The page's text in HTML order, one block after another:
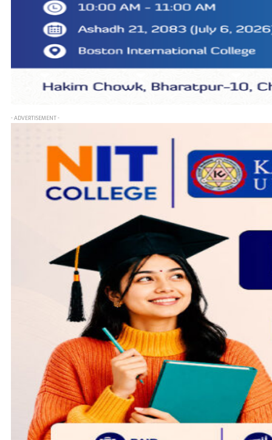
- ADVERTISEMENT -